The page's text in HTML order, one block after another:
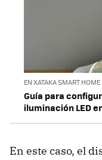
EN XATAKA SMART HOME
Guía para
iluminación LED
En este caso, el